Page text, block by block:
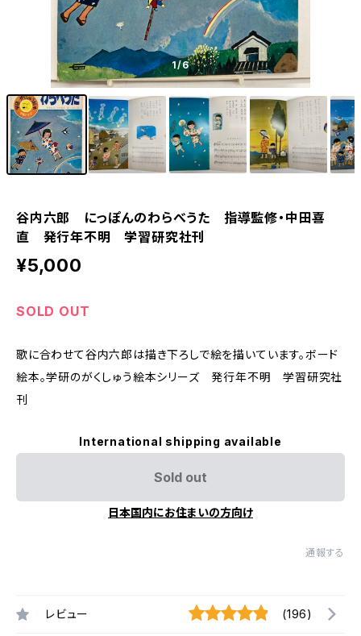
1/6
谷内六郎 にっぽんのわらべうた 指導監修・中田喜
直 発行年不明 学習研究社刊
¥5,000
SOLD OUT
歌に合わせて谷内六郎は描き下ろしで絵を描いています。ボード
絵本。学研のがくしゅう絵本シリーズ 発行年不明 学習研究社
刊
International shipping available
Sold out
日本国内にお住まいの方向け
通報する
レビュー (196)